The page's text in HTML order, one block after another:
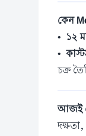
কেন
• ১২
•
চক্র
আজই